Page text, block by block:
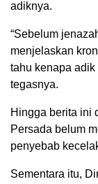
adiknya.
“Sebelum
menjelaskan
tahu kenapa adik
tegasnya.
Hingga berita ini
Persada belum
penyebab
Sementara itu,